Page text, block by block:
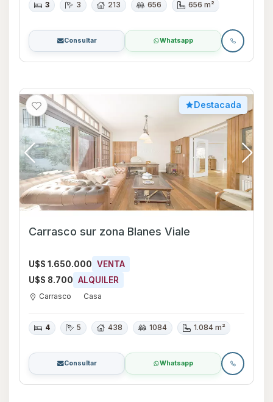
3 3 213 656 656 m²
Consultar Whatsapp
Destacada
Carrasco sur zona Blanes Viale
U$S 1.650.000 VENTA
U$S 8.700 ALQUILER
Carrasco Casa
4 5 438 1084 1.084 m²
Consultar Whatsapp